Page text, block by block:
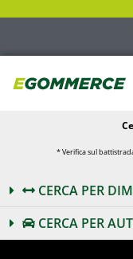
* Verifica sul
CERCA PER
CERCA PER